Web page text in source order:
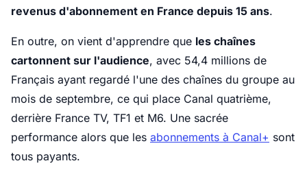
revenus d'abonnement en France depuis 15 ans.
En outre, on vient d'apprendre que les chaînes
cartonnent sur l'audience, avec 54,4 millions de
Français ayant regardé l'une des chaînes du groupe au
mois de septembre, ce qui place Canal quatrième,
derrière France TV, TF1 et M6. Une sacrée
performance alors que les abonnements à Canal+ sont
tous payants.